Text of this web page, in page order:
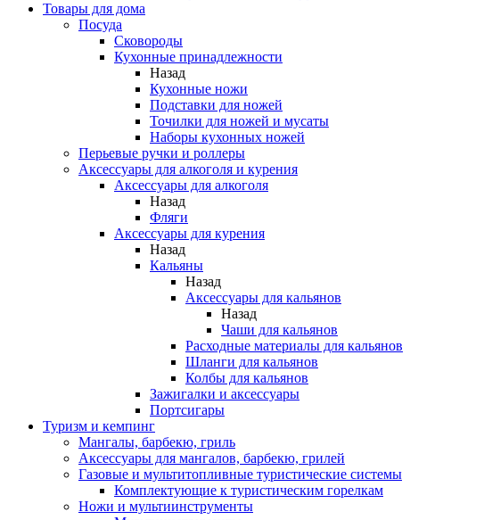
Товары для дома
Посуда
Сковороды
Кухонные принадлежности
Назад
Кухонные ножи
Подставки для ножей
Точилки для ножей и мусаты
Наборы кухонных ножей
Перьевые ручки и роллеры
Аксессуары для алкоголя и курения
Аксессуары для алкоголя
Назад
Фляги
Аксессуары для курения
Назад
Кальяны
Назад
Аксессуары для кальянов
Назад
Чаши для кальянов
Расходные материалы для кальянов
Шланги для кальянов
Колбы для кальянов
Зажигалки и аксессуары
Портсигары
Туризм и кемпинг
Мангалы, барбекю, гриль
Аксессуары для мангалов, барбекю, грилей
Газовые и мультитопливные туристические системы
Комплектующие к туристическим горелкам
Ножи и мультиинструменты